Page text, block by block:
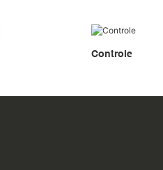
Controle